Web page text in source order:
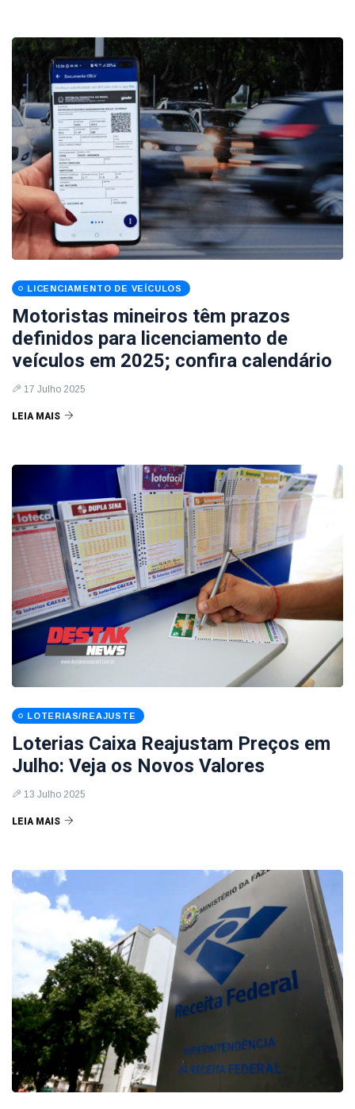
LICENCIAMENTO DE VEÍCULOS
Motoristas mineiros têm prazos
definidos para licenciamento de
veículos em 2025; confira calendário
17 Julho 2025
LEIA MAIS
LOTERIAS/REAJUSTE
Loterias Caixa Reajustam Preços em
Julho: Veja os Novos Valores
13 Julho 2025
LEIA MAIS